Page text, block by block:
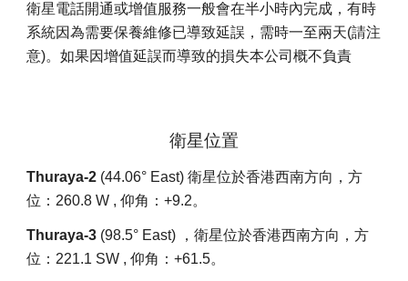
衛星電話開通或增值服務一般會在半小時內完成，有時
系統因為需要保養維修已導致延誤，需時一至兩天(請注
意)。如果因增值延誤而導致的損失本公司概不負責
衛星位置
Thuraya-2 (44.06° East) 衛星位於香港西南方向，方
位：260.8 W , 仰角：+9.2。
Thuraya-3 (98.5° East) ，衛星位於香港西南方向，方
位：221.1 SW , 仰角：+61.5。